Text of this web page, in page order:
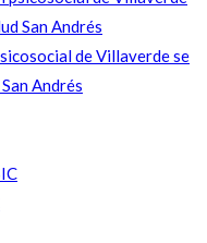
de Villaverde se
Andrés